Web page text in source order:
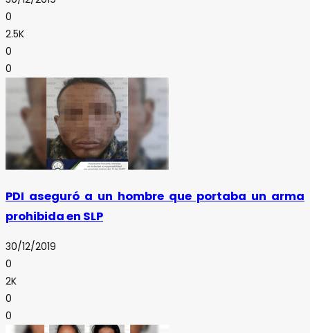
0
2.5K
0
0
PDI aseguró a un hombre que portaba un arma
prohibida en SLP
30/12/2019
0
2K
0
0